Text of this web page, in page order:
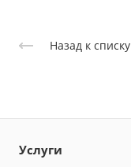
Назад к списку
Услуги